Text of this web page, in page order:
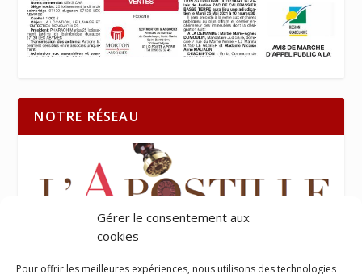
Gérer le consentement aux
cookies
Pour offrir les meilleures expériences, nous utilisons des technologies
NOTRE RÉSEAU